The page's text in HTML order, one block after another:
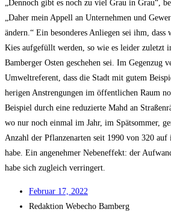
„Den­noch gibt es noch zu viel Grau in Grau“,
„Daher mein Appell an Unter­neh­men und
ändern.“ Ein beson­de­res Anlie­gen sei ihm,
Kies auf­ge­füllt wer­den, so wie es lei­der zuletzt
Bam­ber­ger Osten gesche­hen sei. Im Gegen­zug
Umwelt­re­fe­rent, dass die Stadt mit gutem
he­ri­gen Anstren­gun­gen im öffent­li­chen Raum
Bei­spiel durch eine redu­zier­te Mahd an
wo nur noch ein­mal im Jahr, im Spät­som­mer,
Anzahl der Pflan­zen­ar­ten seit 1990 von 320 auf
habe. Ein ange­neh­mer Neben­ef­fekt: der
habe sich zugleich verringert.
Febru­ar 17, 2022
Redak­ti­on Web­echo Bamberg